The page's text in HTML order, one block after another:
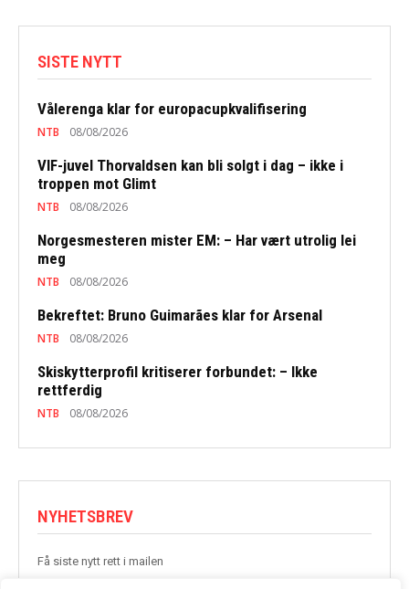
SISTE NYTT
Vålerenga klar for europacupkvalifisering
NTB 08/08/2026
VIF-juvel Thorvaldsen kan bli solgt i dag – ikke i
troppen mot Glimt
NTB 08/08/2026
Norgesmesteren mister EM: – Har vært utrolig lei
meg
NTB 08/08/2026
Bekreftet: Bruno Guimarães klar for Arsenal
NTB 08/08/2026
Skiskytterprofil kritiserer forbundet: – Ikke
rettferdig
NTB 08/08/2026
NYHETSBREV
Få siste nytt rett i mailen